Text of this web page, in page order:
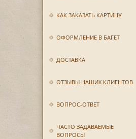
КАК ЗАКАЗАТЬ КАРТИНУ
ОФОРМЛЕНИЕ В БАГЕТ
ДОСТАВКА
ОТЗЫВЫ НАШИХ КЛИЕНТОВ
ВОПРОС-ОТВЕТ
ЧАСТО ЗАДАВАЕМЫЕ
ВОПРОСЫ